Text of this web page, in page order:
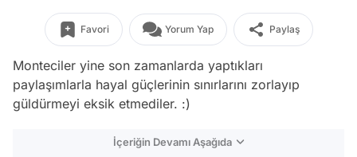
Favori Yorum Yap Paylaş
Monteciler yine son zamanlarda yaptıkları
paylaşımlarla hayal güçlerinin sınırlarını zorlayıp
güldürmeyi eksik etmediler. :)
İçeriğin Devamı Aşağıda